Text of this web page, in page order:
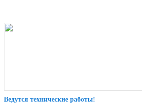
Ведутся технические работы!